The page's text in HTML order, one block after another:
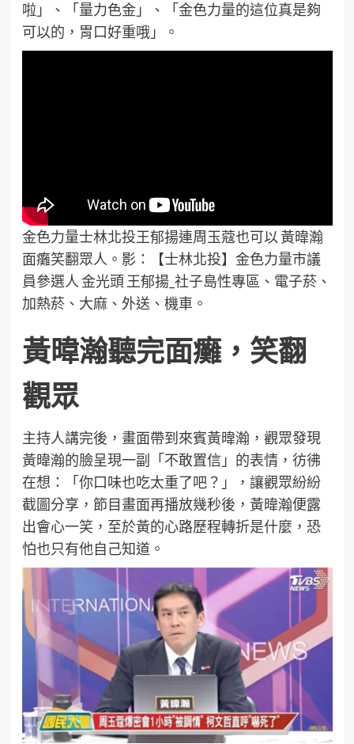
啦」、「量力色金」、「金色力量的這位真是夠
可以的，胃口好重哦」。
金色力量士林北投王郁揚連周玉蔻也可以 黃暐瀚
面癱笑翻眾人。影：【士林北投】金色力量市議
員參選人 金光頭 王郁揚_社子島性專區、電子菸、
加熱菸、大麻、外送、機車。
黃暐瀚聽完面癱，笑翻
觀眾
主持人講完後，畫面帶到來賓黃暐瀚，觀眾發現
黃暐瀚的臉呈現一副「不敢置信」的表情，彷彿
在想：「你口味也吃太重了吧？」，讓觀眾紛紛
截圖分享，節目畫面再播放幾秒後，黃暐瀚便露
出會心一笑，至於黃的心路歷程轉折是什麼，恐
怕也只有他自己知道。